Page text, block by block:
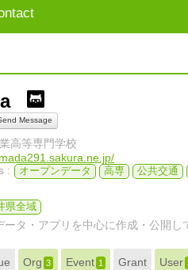
Message
高等専門学校
:
オープンデータ 高専 公共交通
県全域
ータ・アプリを中心に作成・公開し
Org3 Event 1 Grant User